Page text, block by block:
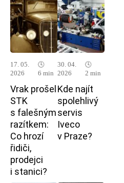
17. 05.
2026
🕓
6 min
Vrak prošel
STK
s falešným
razítkem:
Co hrozí
řidiči,
prodejci
i stanici?
30. 04.
2026
🕓
2 min
Kde najít
spolehlivý
servis
Iveco
v Praze?